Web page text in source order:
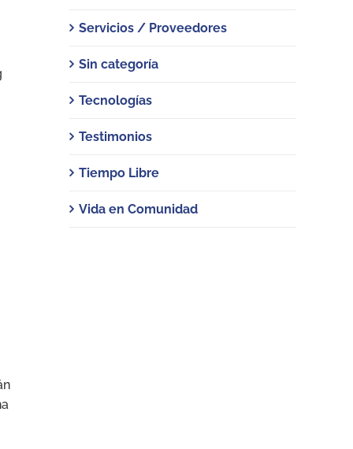
Servicios / Proveedores
Sin categoría
Tecnologías
Testimonios
Tiempo Libre
Vida en Comunidad